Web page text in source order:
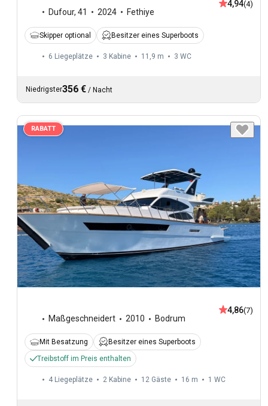
Dufour, 41 2024 Fethiye
4,94(4)
Skipper optional Besitzer eines Superboots
6 Liegeplätze 3 Kabine 11,9 m 3 WC
Niedrigster356 € / Nacht
RABATT
Maßgeschneidert 2010 Bodrum
4,86(7)
Mit Besatzung
Besitzer eines Superboots
Treibstoff im Preis enthalten
4 Liegeplätze 2 Kabine 12 Gäste 16 m 1 WC